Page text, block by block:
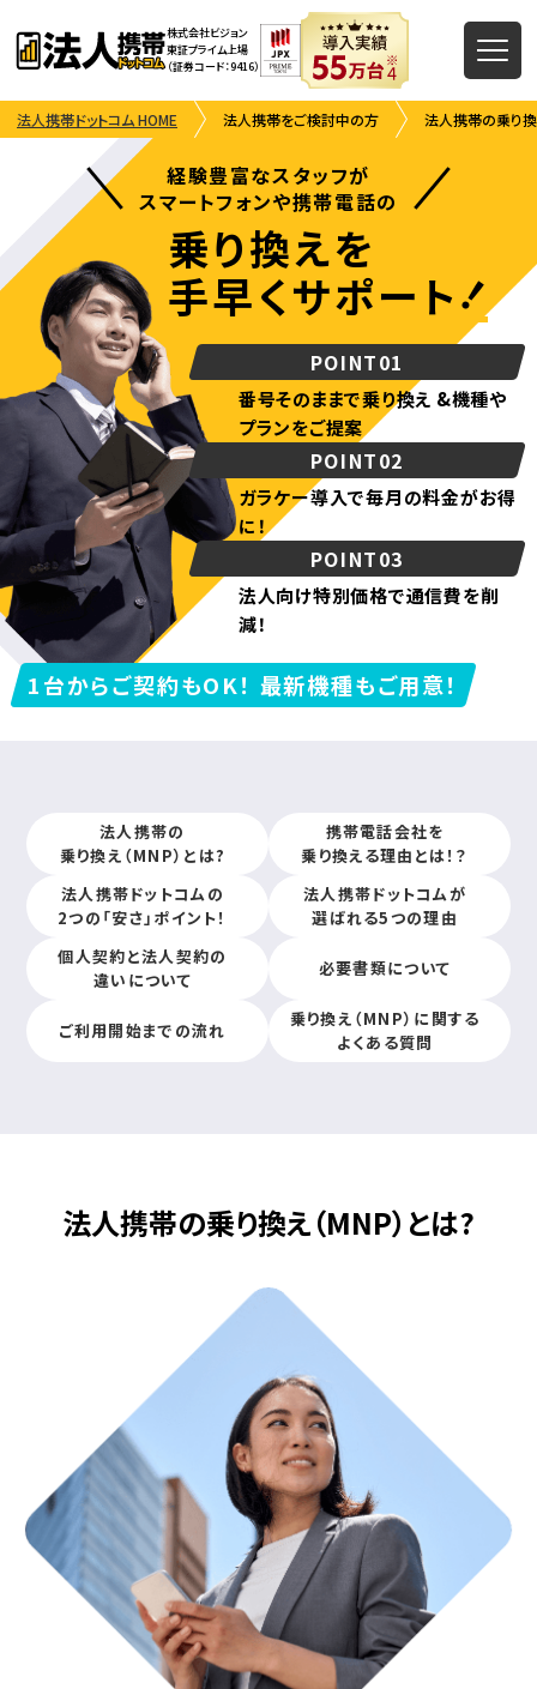
株式会社ビジョン
東証プライム上場
（証券コード：9416）
法人携帯ドットコム HOME 法人携帯をご検討中の方 法人携帯の乗り
経験豊富なスタッフが
スマートフォンや携帯電話の
乗り換えを
手早くサポート！
POINT01
番号そのままで乗り換え &機種や
プランをご提案
POINT02
ガラケー導入で毎月の料金がお得
に！
POINT03
法人向け特別価格で通信費を削
減！
1台からご契約もOK！ 最新機種もご用意！
法人携帯の
乗り換え（MNP）とは?
携帯電話会社を
乗り換える理由とは！？
法人携帯ドットコムの
2つの「安さ」ポイント！
法人携帯ドットコムが
選ばれる5つの理由
個人契約と法人契約の
違いについて
必要書類について
ご利用開始までの流れ
乗り換え（MNP）に関する
よくある質問
法人携帯の乗り換え（MNP）とは?